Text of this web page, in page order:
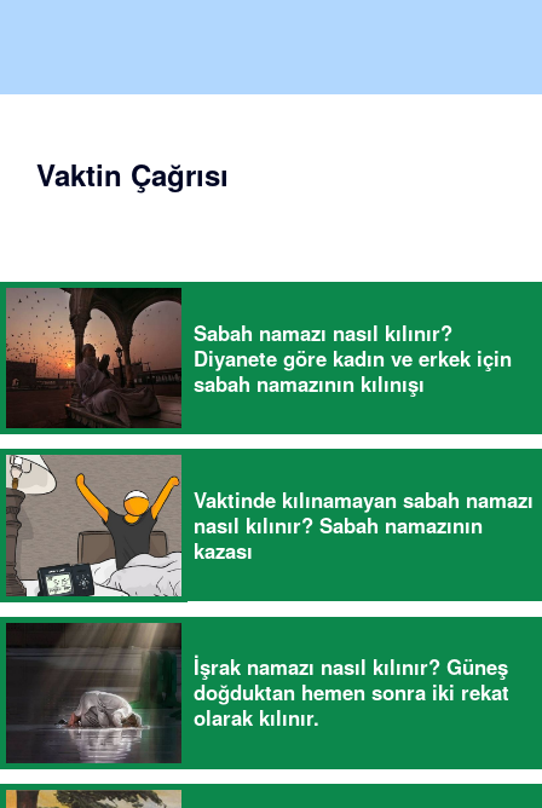
Vaktin Çağrısı
Sabah namazı nasıl kılınır?
Diyanete göre kadın ve erkek için
sabah namazının kılınışı
Vaktinde kılınamayan sabah namazı
nasıl kılınır? Sabah namazının
kazası
İşrak namazı nasıl kılınır? Güneş
doğduktan hemen sonra iki rekat
olarak kılınır.